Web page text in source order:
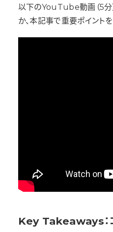
以下のYouTube動画（5分
か、本記事で重要ポイントを
Key Takeaways：